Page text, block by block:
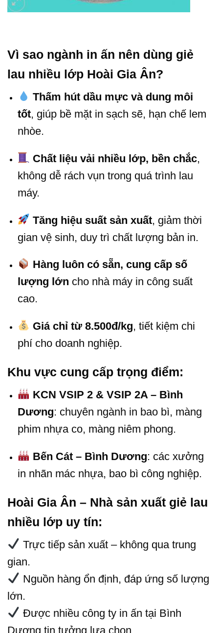
Vì sao ngành in ấn nên dùng giẻ
lau nhiều lớp Hoài Gia Ân?
Thấm hút dầu mực và dung môi
tốt, giúp bề mặt in sạch sẽ, hạn chế lem
nhòe.
Chất liệu vải nhiều lớp, bền chắc,
không dễ rách vụn trong quá trình lau
máy.
Tăng hiệu suất sản xuất, giảm thời
gian vệ sinh, duy trì chất lượng bản in.
Hàng luôn có sẵn, cung cấp số
lượng lớn cho nhà máy in công suất
cao.
Giá chỉ từ 8.500đ/kg, tiết kiệm chi
phí cho doanh nghiệp.
Khu vực cung cấp trọng điểm:
KCN VSIP 2 & VSIP 2A – Bình
Dương: chuyên ngành in bao bì, màng
phim nhựa co, màng niêm phong.
Bến Cát – Bình Dương: các xưởng
in nhãn mác nhựa, bao bì công nghiệp.
Hoài Gia Ân – Nhà sản xuất giẻ lau
nhiều lớp uy tín:
Trực tiếp sản xuất – không qua trung
gian.
Nguồn hàng ổn định, đáp ứng số lượng
lớn.
Được nhiều công ty in ấn tại Bình
Dương tin tưởng lựa chọn.